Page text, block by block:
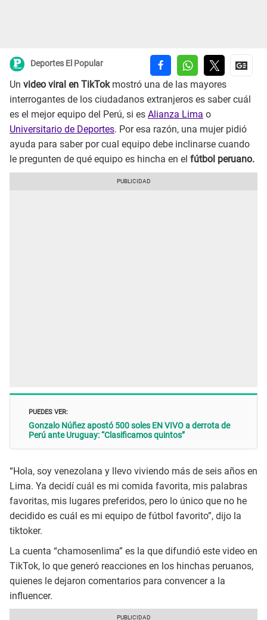
Deportes El Popular
Un video viral en TikTokmostró una de las mayores
interrogantes de los ciudadanos extranjeros es saber cuál
es el mejor equipo del Perú, si es Alianza Lima o
Universitario de Deportes. Por esa razón, una mujer pidió
ayuda para saber por cual equipo debe inclinarse cuando
le pregunten de qué equipo es hincha en el fútbol peruano.
PUEDES VER:
Gonzalo Núñez apostó 500 soles EN VIVO a derrota de
Perú ante Uruguay: “Clasificamos quintos”
“Hola, soy venezolana y llevo viviendo más de seis años en
Lima. Ya decidí cuál es mi comida favorita, mis palabras
favoritas, mis lugares preferidos, pero lo único que no he
decidido es cuál es mi equipo de fútbol favorito”, dijo la
tiktoker.
La cuenta “chamosenlima” es la que difundió este video en
TikTok, lo que generó reacciones en los hinchas peruanos,
quienes le dejaron comentarios para convencer a la
influencer.